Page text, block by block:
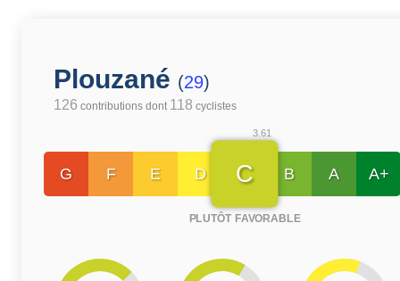
Plouzané (29)
126 contributions dont 118 cyclistes
G F E D
3.61
C
PLUTÔT FAVORABLE
B A A+